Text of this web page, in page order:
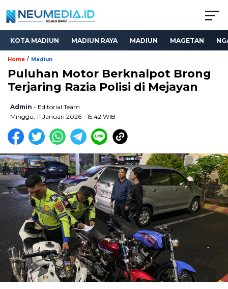
KOTA MADIUN MADIUN RAYA MADIUN MAGETAN
Home / Madiun
Puluhan Motor Berknalpot Brong
Terjaring Razia Polisi di Mejayan
Admin - Editorial Team
Minggu, 11 Januari 2026 - 15:42 WIB